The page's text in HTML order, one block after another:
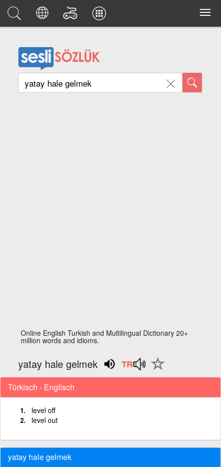
Online English Turkish and Multilingual Dictionary 20+
million words and idioms.
yatay hale gelmek
Türkisch - Englisch
level off
level out
yatay hale gelmek